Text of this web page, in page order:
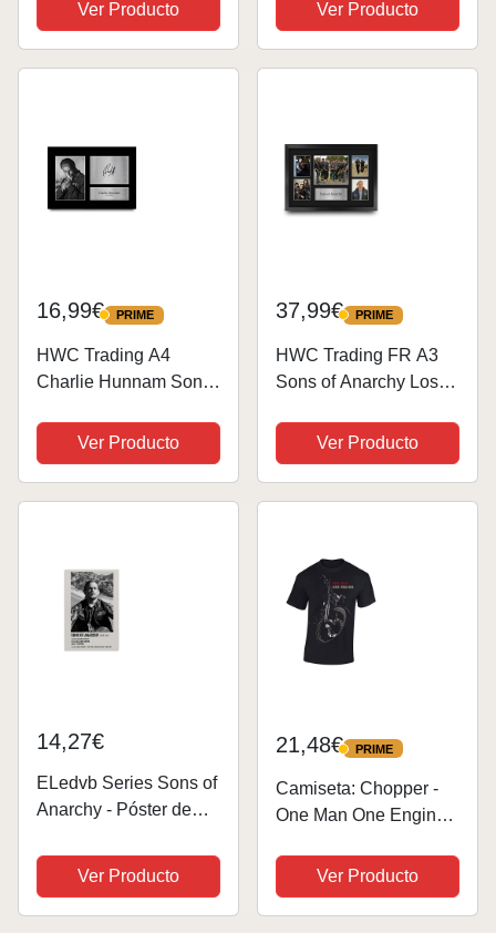
Letrero de metal Placa
Arte Decoración de
pared 8 × 12 Pulgadas
Ver Producto
chaleco, chamarra,
mochilas, 32 x 21 cm
Ver Producto
16,99€ PRIME
PRIME
HWC Trading A4
Charlie Hunnam Sons
Los Regalos
Imprimieron La Imagen
Firmada Del Autógrafo
De...
Ver Producto
37,99€ PRIME
PRIME
HWC Trading FR A3
Sons of Anarchy Los
La Exhibición Firmada
De La Presentación De
La Imagen Del
Ver Producto
14,27€
ELedvb Series Sons of
Anarchy - Póster de
pared, póster moderno
para decoración de
dormitorio familiar, 20 x
Ver Producto
21,48€ PRIME
PRIME
Camiseta: Chopper -
One Man One Engine -
Shirt Biker Hombre-s y
Mujer-es - Motocicleta -
Bike - Moto Club -
Ver Producto